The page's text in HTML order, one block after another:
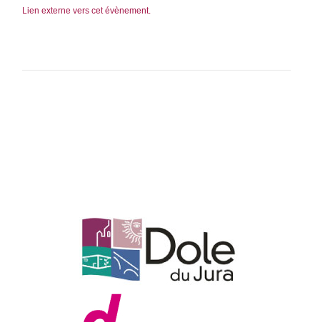
Lien externe vers cet évènement.